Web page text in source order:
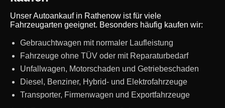
Unser Autoankauf in Rathenow ist für viele
Fahrzeugarten geeignet. Besonders häufig kaufen wir:
Gebrauchtwagen mit normaler Laufleistung
Fahrzeuge ohne TÜV oder mit Reparaturbedarf
Unfallwagen, Motorschaden und Getriebeschaden
Diesel, Benziner, Hybrid- und Elektrofahrzeuge
Transporter, Firmenwagen und Exportfahrzeuge